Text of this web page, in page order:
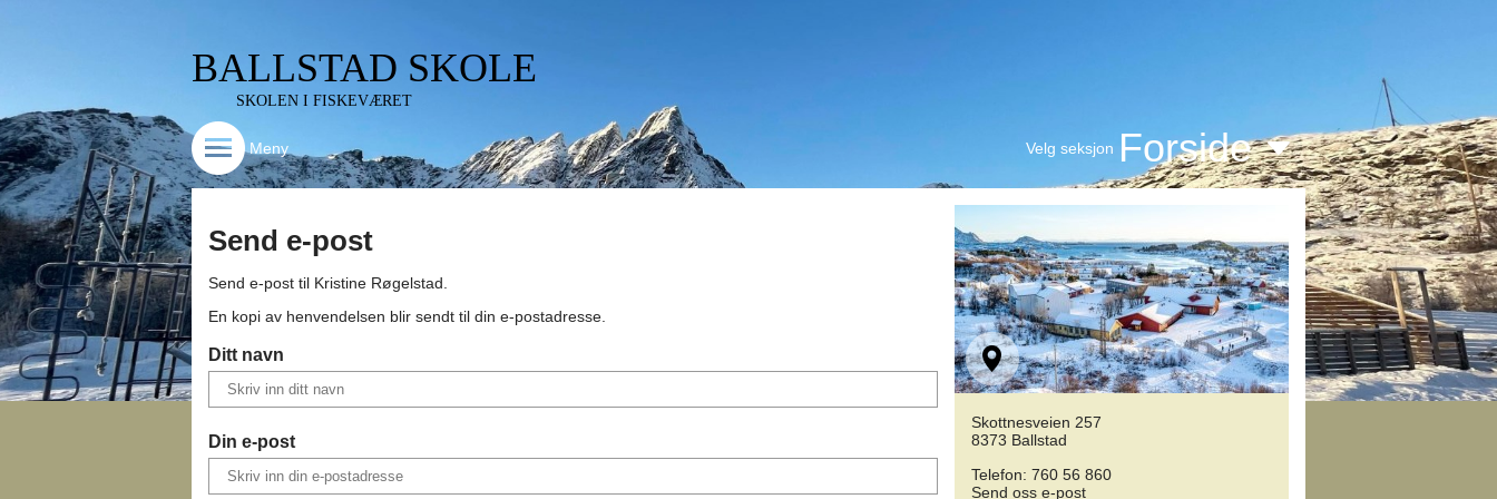
BALLSTAD SKOLE
SKOLEN I FISKEVÆRET
Meny Velg seksjon Forside
Skottnesveien 257
8373 Ballstad
Telefon: 760 56 860
Send oss e-post
Send e-post
Send e-post til Kristine Røgelstad.
En kopi av henvendelsen blir sendt til din e-postadresse.
Ditt navn
Din e-post